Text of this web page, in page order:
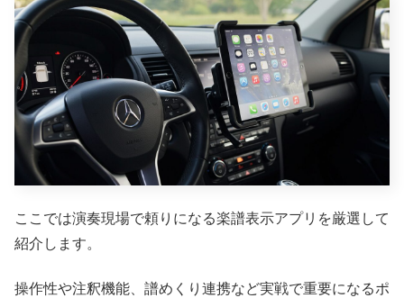
ここでは演奏現場で頼りになる楽譜表示アプリを厳選して
紹介します。
操作性や注釈機能、譜めくり連携など実戦で重要になるポ